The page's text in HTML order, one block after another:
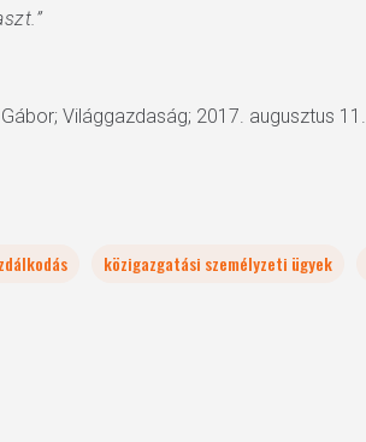
Világgazdaság; 2017. augusztus 11.
közigazgatási személyzeti ügyek